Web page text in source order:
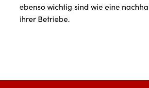
ebenso wichtig sind wie eine
ihrer Betriebe.